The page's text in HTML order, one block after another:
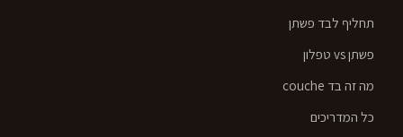
תחליף לבד פשתן
פשתן vs טפלון
מה זה בד couche
כל המדריכים